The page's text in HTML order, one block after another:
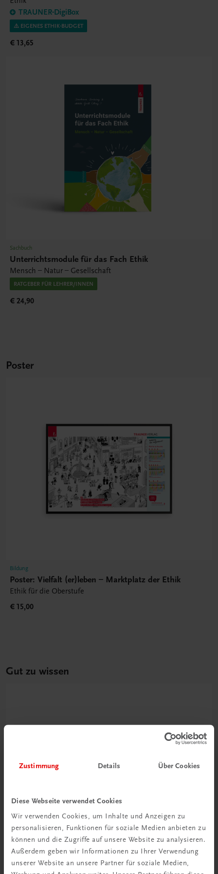
Zustimmung Details Über Cookies
Diese Webseite verwendet Cookies
Wir verwenden Cookies, um Inhalte und Anzeigen zu
personalisieren, Funktionen für soziale Medien anbieten zu
können und die Zugriffe auf unsere Website zu analysieren.
Außerdem geben wir Informationen zu Ihrer Verwendung
unserer Website an unsere Partner für soziale Medien,
TRAUNER-DigiBox
⚠️ EIGENES ETHIK-BUDGET
€ 13,65
Sachbuch
Unterrichtsmodule für das Fach Ethik
Mensch – Natur – Gesellschaft
RATGEBER FÜR LEHRER/INNEN
€ 24,90
Poster
Bildung
Poster: Vielfalt (er)leben – Marktplatz der Ethik
Ethik für die Oberstufe
€ 15,00
Gut zu wissen
Wie mit KI im Unterricht
umgehen?
Mehr erfahren